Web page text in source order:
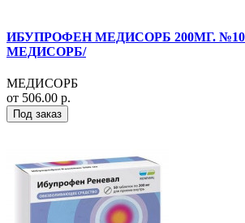
ИБУПРОФЕН МЕДИСОРБ 200МГ.
МЕДИСОРБ/
МЕДИСОРБ
от 506.00 р.
Под заказ